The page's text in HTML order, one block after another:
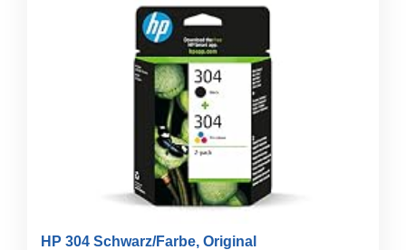
HP 304 Schwarz/Farbe, Original